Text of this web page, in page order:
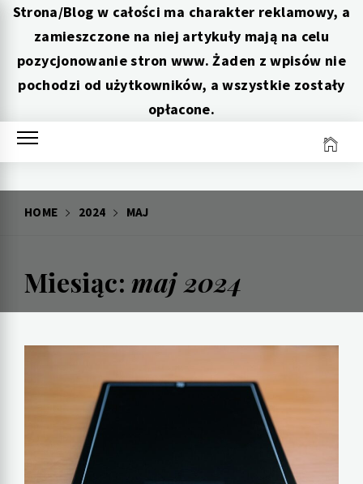
Strona/Blog w całości ma charakter reklamowy, a
zamieszczone na niej artykuły mają na celu
pozycjonowanie stron www. Żaden z wpisów nie
pochodzi od użytkowników, a wszystkie zostały
opłacone.
Skip
HOME 2024 MAJ
Miesiąc: maj 2024